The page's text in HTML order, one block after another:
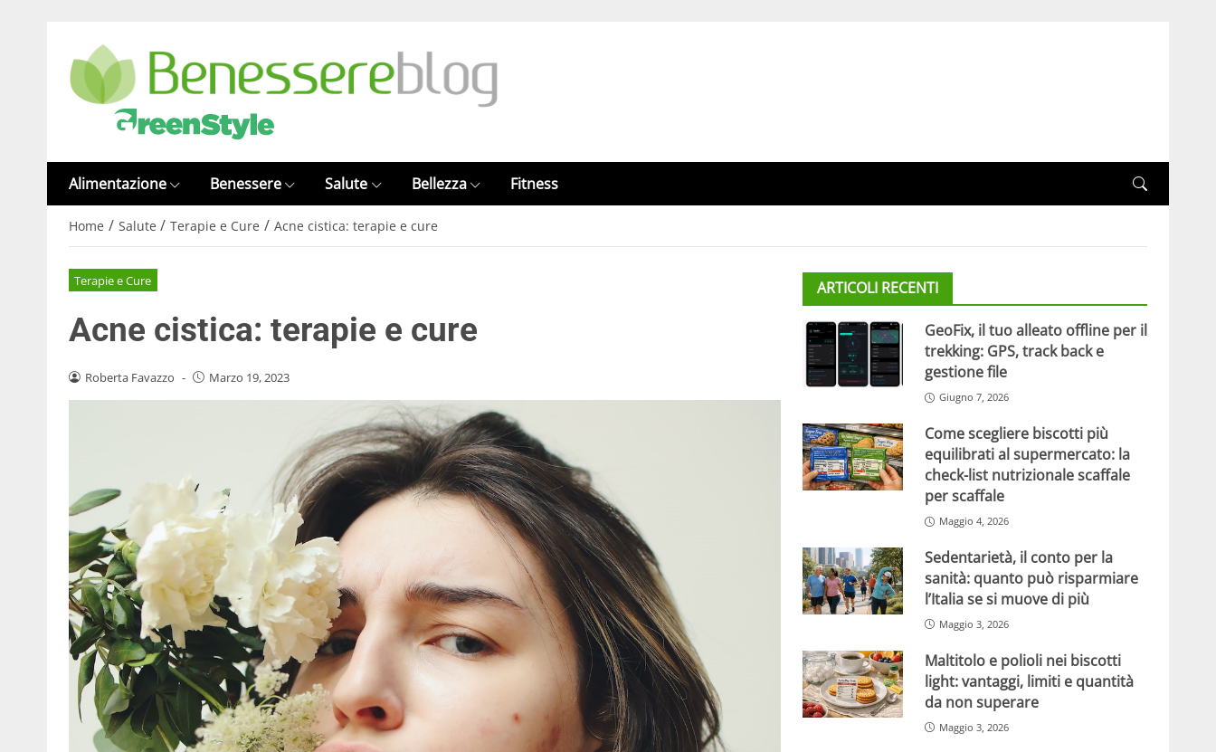
Alimentazione Benessere Salute Bellezza Fitness
Home / Salute / Terapie e Cure / Acne cistica: terapie e cure
Terapie e Cure
Acne cistica: terapie e cure
Roberta Favazzo - Marzo 19, 2023
ARTICOLI RECENTI
GeoFix, il tuo alleato offline per il
trekking: GPS, track back e
gestione file
Giugno 7, 2026
Come scegliere biscotti più
equilibrati al supermercato: la
check-list nutrizionale scaffale
per scaffale
Maggio 4, 2026
Sedentarietà, il conto per la
sanità: quanto può risparmiare
l’Italia se si muove di più
Maggio 3, 2026
Maltitolo e polioli nei biscotti
light: vantaggi, limiti e quantità
da non superare
Maggio 3, 2026